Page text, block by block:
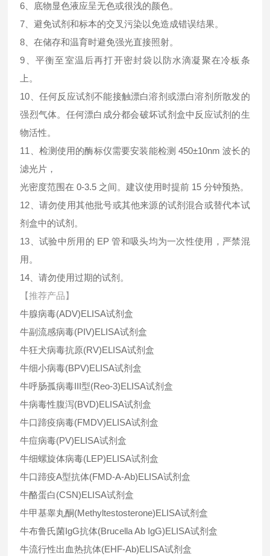
6、底物显色液应呈无色或很浅的颜色。
7、避免试剂和标本的交叉污染以免造成错误结果。
8、在储存和温育时避免强光直接照射。
9、平衡至室温后再打开密封袋以防水滴凝聚在冷板条
上。
10、任何反应试剂不能接触漂白溶剂或漂白溶剂所散发的
强烈气体。任何漂白成分都会破坏试剂盒中反应试剂的生
物活性。
11、检测使用的酶标仪需要安装能检测 450±10nm 波长的
滤光片，
光密度范围在 0-3.5 之间。建议使用时提前 15 分钟预热。
12、请勿使用其他批号或其他来源的试剂混合或替代本试
剂盒中的试剂。
13、试验中所用的 EP 管和吸头均为一次性使用，严禁混
用。
14、请勿使用过期的试剂。
【推荐产品】
牛腺病毒(ADV)ELISA试剂盒
牛副流感病毒(PIV)ELISA试剂盒
牛狂犬病毒抗原(RV)ELISA试剂盒
牛细小病毒(BPV)ELISA试剂盒
牛呼肠孤病毒III型(Reo-3)ELISA试剂盒
牛病毒性腹泻(BVD)ELISA试剂盒
牛口蹄疫病毒(FMDV)ELISA试剂盒
牛痘病毒(PV)ELISA试剂盒
牛细螺旋体病毒(LEP)ELISA试剂盒
牛口蹄疫A型抗体(FMD-A-Ab)ELISA试剂盒
牛酪蛋白(CSN)ELISA试剂盒
牛甲基睾丸酮(Methyltestosterone)ELISA试剂盒
牛布鲁氏菌IgG抗体(Brucella Ab IgG)ELISA试剂盒
牛流行性出血热抗体(EHF-Ab)ELISA试剂盒